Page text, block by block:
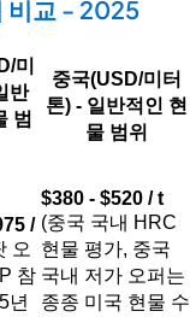
비교 - 2025
미
반
범
중국(USD/미터
톤) - 일반적인 현
물 범위
/
오
참
년
$380 - $520 / t
(중국 국내 HRC
현물 평가, 중국
국내 저가 오퍼는
종종 미국 현물 수